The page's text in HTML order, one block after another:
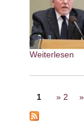
Weiterlesen
Seiten
1 2